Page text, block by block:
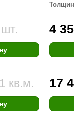
кв.м.
4
17